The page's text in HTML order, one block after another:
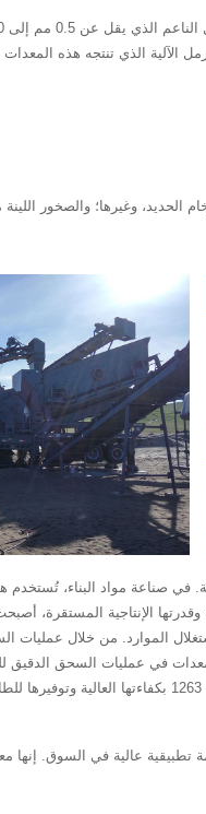
الآلية الذي تنتجه هذه
الحديد، وغيرها؛ والصخور
والتعدين، والكيمياء الحيوية. في صناعة مواد
الموارد. من خلال عمليات
في عمليات السحق الدقيق
أخرى. يمكن استخدام هذه المواد لإنتاج مختلف المنتجات الكيميائية ومنتجات الطاقة بعد
الواسع، تتمتع آلة صنع الرمل بالصدمات 1263 بقدرة تنافسية عالية